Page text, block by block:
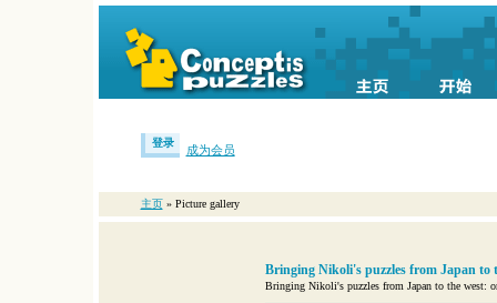
登录
成为会员
主页 » Picture gallery
Bringing Nikoli's puzzles from Japan to
Bringing Nikoli's puzzles from Japan to the west: